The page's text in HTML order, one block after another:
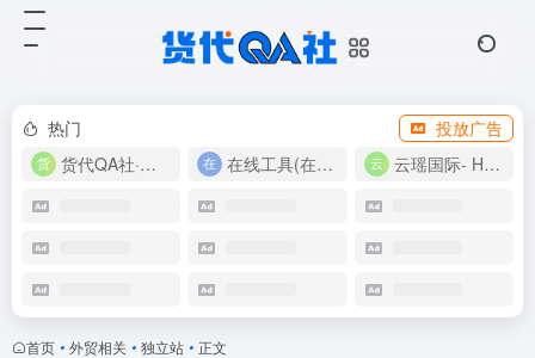
热门
投放广告
货代QA社·让货代之路更简单！
在线工具(在线实用工具200+) 云瑶国际- Harlan-15360639224
首页 • 外贸相关 • 独立站 • 正文